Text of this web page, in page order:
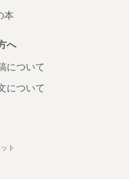
本
へ
について
について
ト